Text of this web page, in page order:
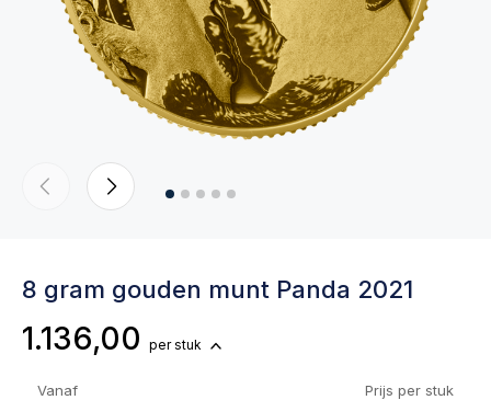
8 gram gouden munt Panda 2021
1.136,00 per stuk
Vanaf Prijs per stuk